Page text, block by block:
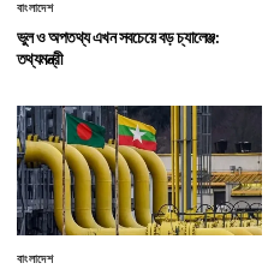
বাংলাদেশ
ভুল ও অপতথ্য এখন সবচেয়ে বড় চ্যালেঞ্জ:
তথ্যমন্ত্রী
বাংলাদেশ